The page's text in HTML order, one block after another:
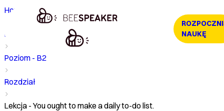
NAUKĘ
Home
Kurs
Poziom - B2
Rozdział
Lekcja - You ought to make a daily to-do list.